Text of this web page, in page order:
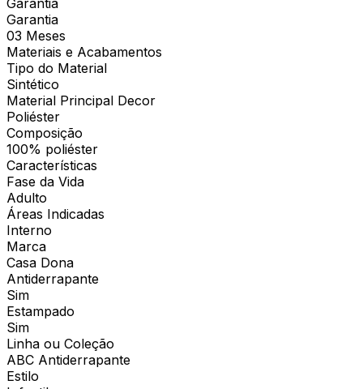
Garantia
03 Meses
Materiais e Acabamentos
Tipo do Material
Sintético
Material Principal Decor
Poliéster
Composição
100% poliéster
Características
Fase da Vida
Adulto
Áreas Indicadas
Interno
Marca
Casa Dona
Antiderrapante
Sim
Estampado
Sim
Linha ou Coleção
ABC Antiderrapante
Estilo